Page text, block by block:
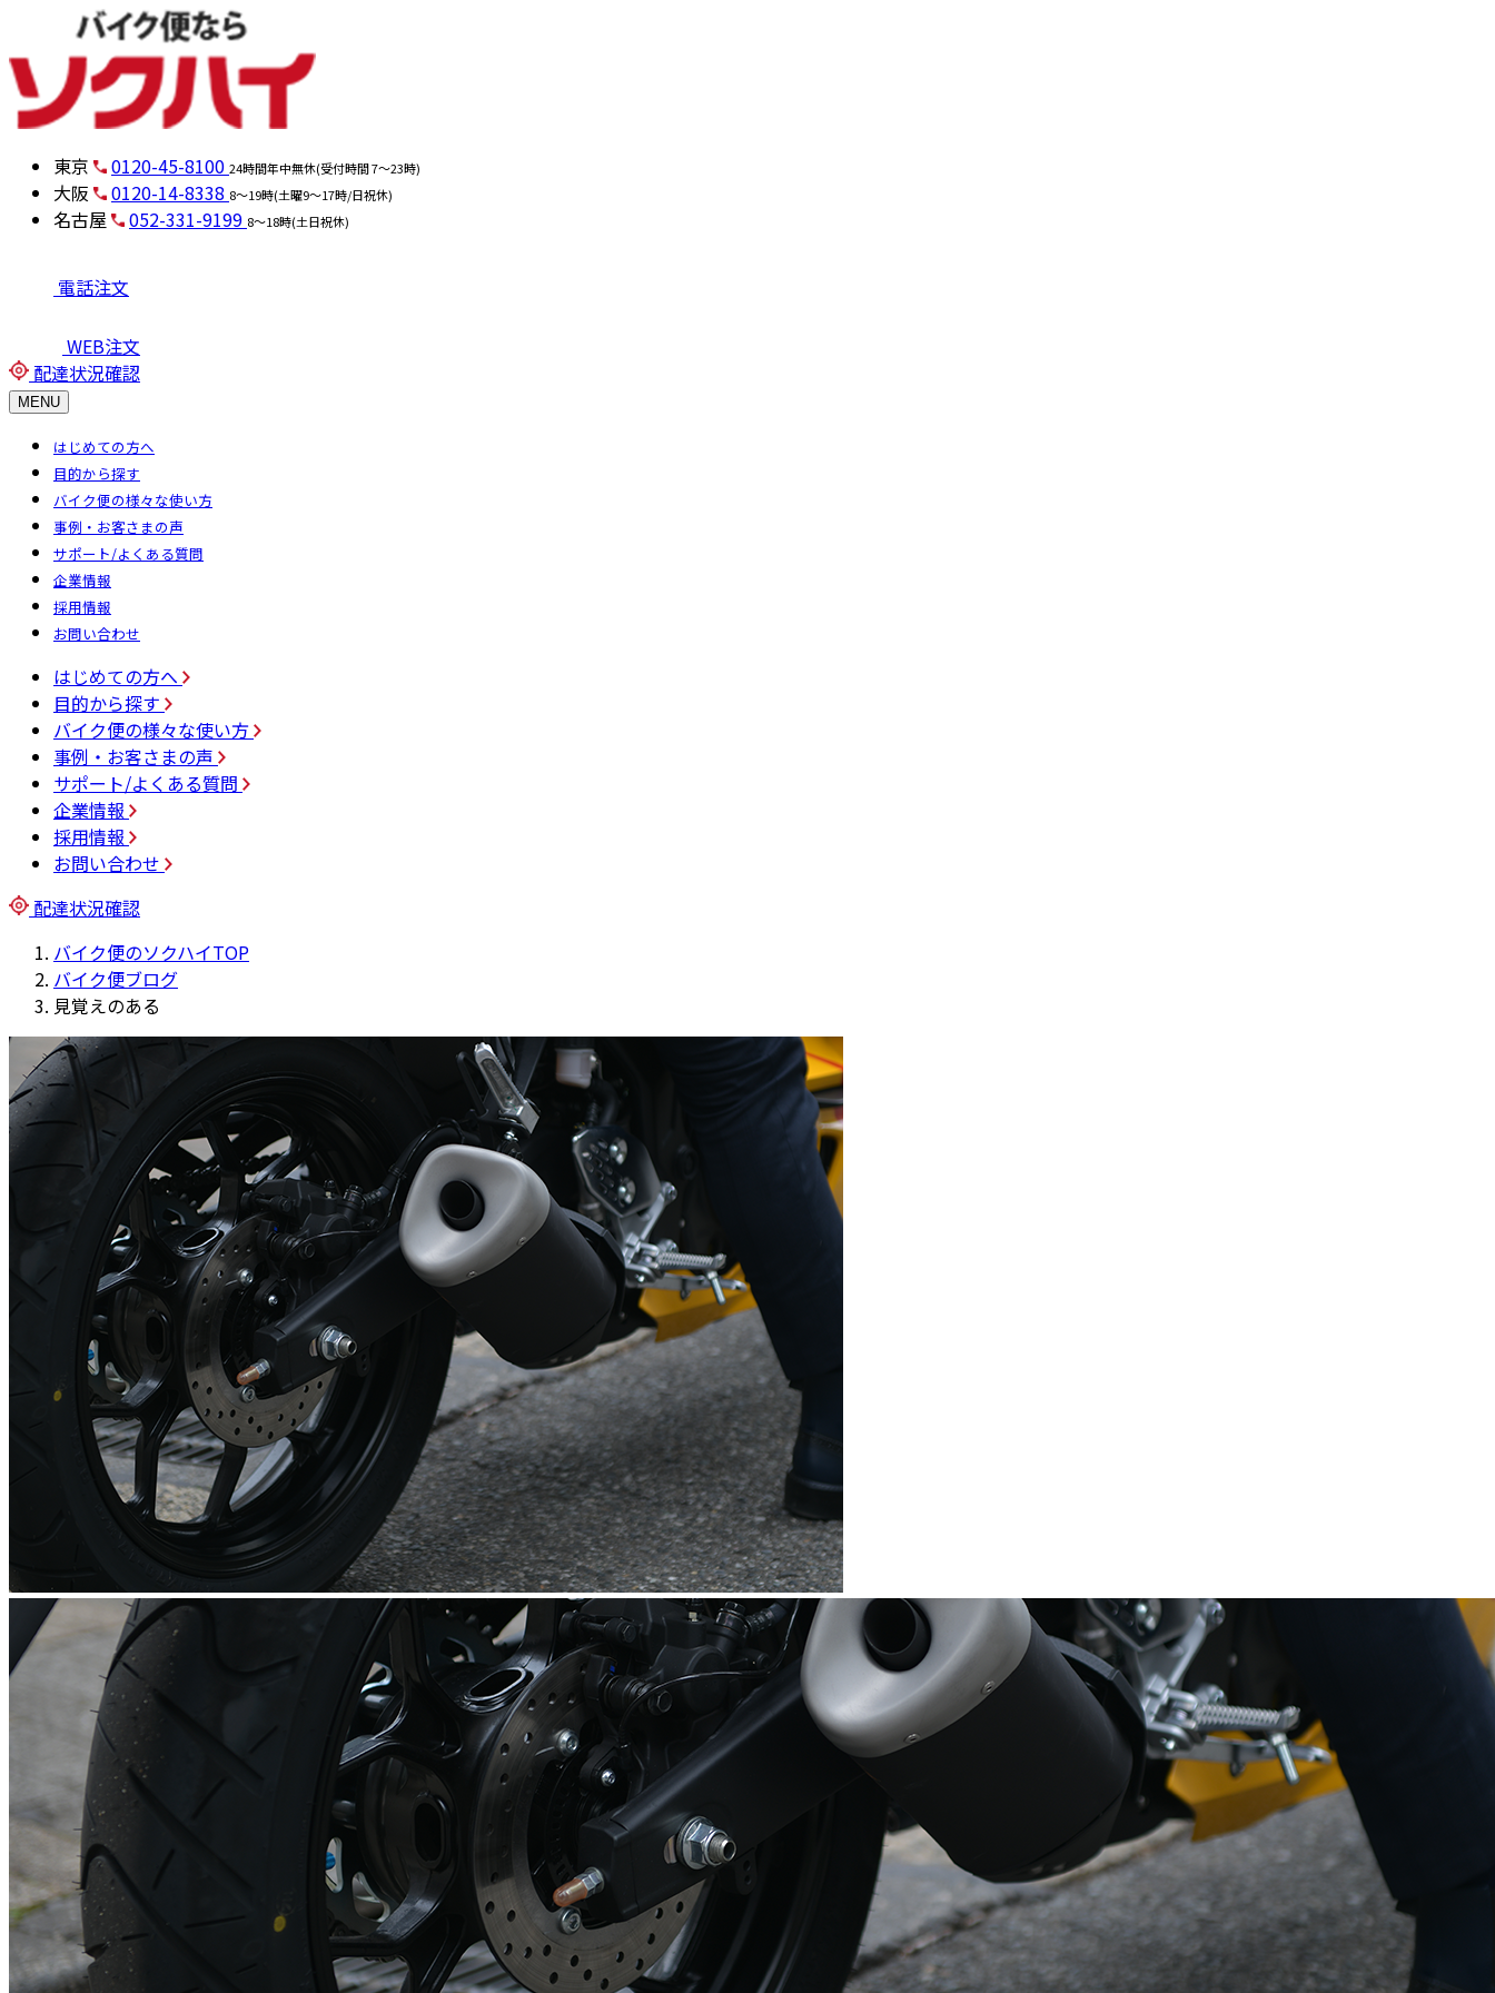
東京 0120-45-8100 24時間年中無休(受付時間 7～23時)
大阪 0120-14-8338 8～19時(土曜9～17時/日祝休)
名古屋 052-331-9199 8～18時(土日祝休)
電話注文
WEB注文
配達状況確認
MENU
はじめての方へ
目的から探す
バイク便の様々な使い方
事例・お客さまの声
サポート/よくある質問
企業情報
採用情報
お問い合わせ
はじめての方へ
目的から探す
バイク便の様々な使い方
事例・お客さまの声
サポート/よくある質問
企業情報
採用情報
お問い合わせ
配達状況確認
バイク便のソクハイTOP
バイク便ブログ
見覚えのある